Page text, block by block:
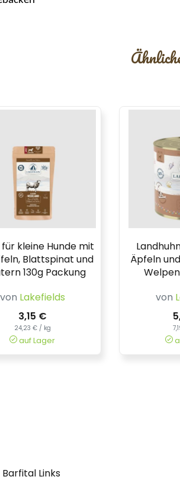
kleine Hunde mit
Blattspinat und
130g Packung
von Lakefields
3,15 €
24,23 € / kg
auf Lager
Äpfeln
von
Barfital Links